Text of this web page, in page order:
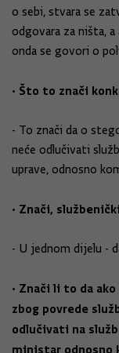
o sebi, stvara se
odgovara za ništa,
onda se govori o
• Što to znači
- To znači da o
neće odlučivati
uprave, odnosno
• Znači,
- U jednom dijelu -
• Znači li to da
zbog povrede
odlučivati na
ministar odnosno